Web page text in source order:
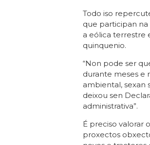
Todo iso
que participan
a eólica terrestre
quinquenio.
“Non pode ser
durante meses e
ambiental, sexan
deixou sen
administrativa”.
É preciso valorar
proxectos